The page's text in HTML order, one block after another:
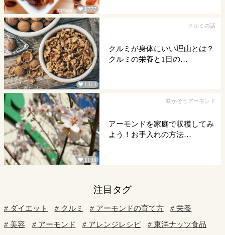
 1777
 1314
クルミの話
クルミが身体にいい理由とは？
クルミの栄養と1日の…
 1193
咲かそうアーモンド
アーモンドを家庭で収穫してみ
よう！お手入れの方法…
注目タグ
ダイエット クルミ アーモンドの育て方
栄養
美容
アーモンド アレンジレシピ
東洋ナッツ食品